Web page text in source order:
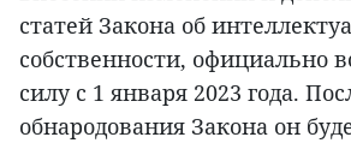
статей Закона об
собственности, официально
силу с 1 января 2023 года.
обнародования Закона он